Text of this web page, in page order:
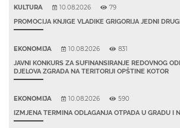
KULTURA 10.08.2026 79
PROMOCIJA KNJIGE VLADIKE GRIGORIJA JEDNI
EKONOMIJA 10.08.2026 831
JAVNI KONKURS ZA SUFINANSIRANJE REDOVNOG
DJELOVA ZGRADA NA TERITORIJI OPŠTINE KOTOR
EKONOMIJA 10.08.2026 590
IZMJENA TERMINA ODLAGANJA OTPADA U GRADU I